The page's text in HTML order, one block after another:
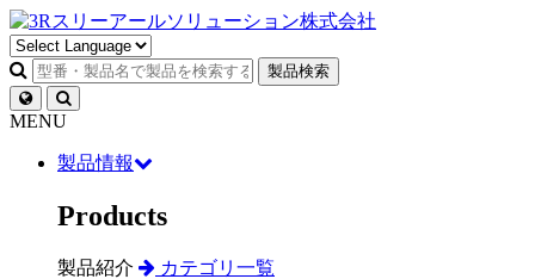
製品検索
MENU
製品情報
Products
製品紹介 カテゴリ一覧